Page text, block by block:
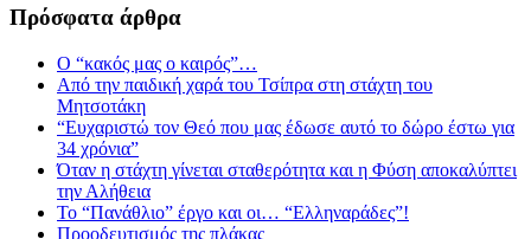
Πρόσφατα άρθρα
Ο “κακός μας ο καιρός”…
Από την παιδική χαρά του Τσίπρα στη στάχτη του
Μητσοτάκη
“Ευχαριστώ τον Θεό που μας έδωσε αυτό το δώρο έστω για
34 χρόνια”
Όταν η στάχτη γίνεται σταθερότητα και η Φύση αποκαλύπτει
την Αλήθεια
Το “Πανάθλιο” έργο και οι… “Ελληναράδες”!
Προοδευτισμός της πλάκας